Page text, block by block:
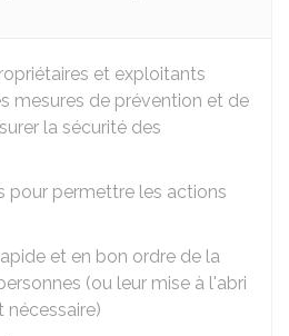
et exploitants
mesures de prévention et de
la sécurité des
pour permettre les actions
et en bon ordre de la
(ou leur mise à l'abri
nécessaire)